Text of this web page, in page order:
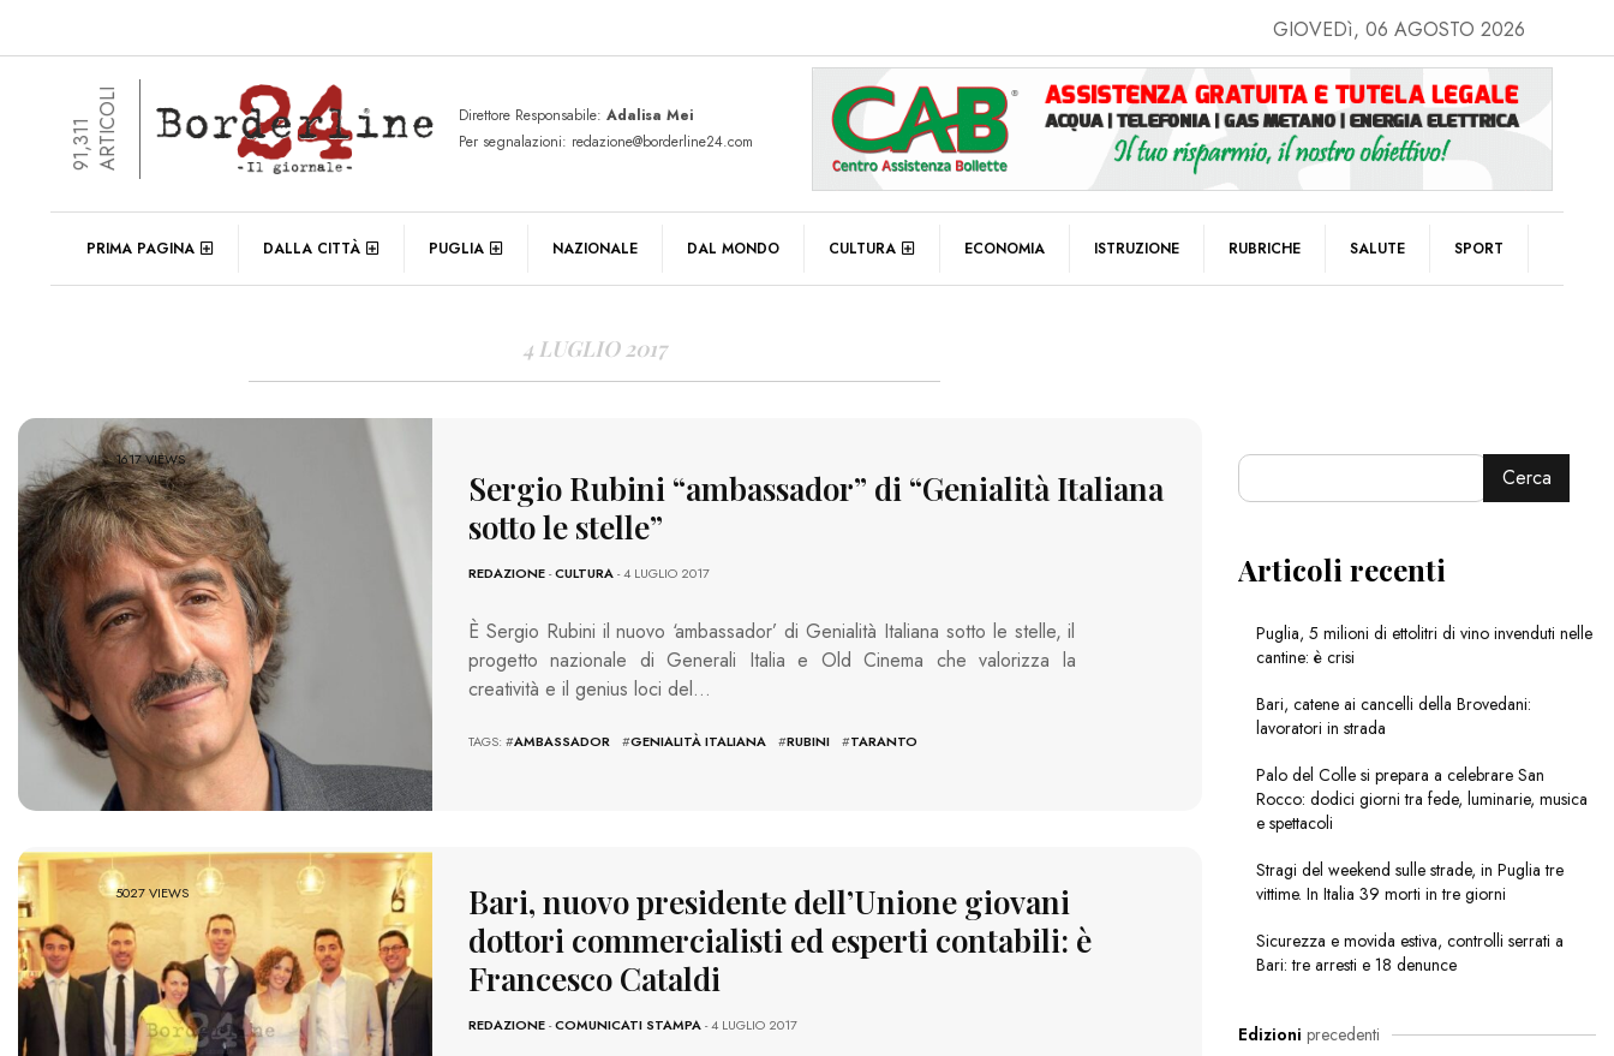
GIOVEDì, 06 AGOSTO 2026
91,311ARTICOLI Direttore Responsabile: Adalisa Mei
Per segnalazioni: redazione@borderline24.com
PRIMA PAGINA DALLA CITTÀ PUGLIA NAZIONALE DAL MONDO CULTURA ECONOMIA ISTRUZIONE RUBRICHE SALUTE SPORT
DAILY ARCHIVES
4 LUGLIO 2017
1617 VIEWS
Sergio Rubini “ambassador” di “Genialità Italiana
sotto le stelle”
REDAZIONE-CULTURA- 4 LUGLIO 2017
È Sergio Rubini il nuovo ‘ambassador’ di Genialità Italiana sotto le stelle, il
progetto nazionale di Generali Italia e Old Cinema che valorizza la
creatività e il genius loci del…
TAGS: #AMBASSADOR #GENIALITÀ ITALIANA #RUBINI #TARANTO
5027 VIEWS
Bari, nuovo presidente dell’Unione giovani
dottori commercialisti ed esperti contabili: è
Francesco Cataldi
REDAZIONE-COMUNICATI STAMPA- 4 LUGLIO 2017
Cerca
Articoli recenti
Puglia, 5 milioni di ettolitri di vino invenduti nelle
cantine: è crisi
Bari, catene ai cancelli della Brovedani:
lavoratori in strada
Palo del Colle si prepara a celebrare San
Rocco: dodici giorni tra fede, luminarie, musica
e spettacoli
Stragi del weekend sulle strade, in Puglia tre
vittime. In Italia 39 morti in tre giorni
Sicurezza e movida estiva, controlli serrati a
Bari: tre arresti e 18 denunce
Edizioni precedenti